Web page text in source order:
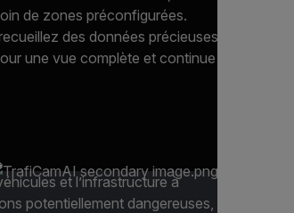
de zones préconfigurées.
des données précieuses
une vue complète et continue
et l’infrastructure à
potentiellement dangereuses,